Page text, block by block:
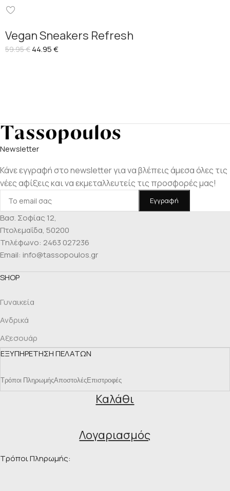
Vegan Sneakers Refresh
59.95€ 44.95€
Νewsletter
Κάνε εγγραφή στο newsletter για να βλέπεις άμεσα όλες τις
νέες αφίξεις και να εκμεταλλευτείς τις προσφορές μας!
Βασ. Σοφίας 12,
Πτολεμαΐδα, 50200
Τηλέφωνο: 2463 027236
Email: info@tassopoulos.gr
SHOP
Γυναικεία
Ανδρικά
Αξεσουάρ
ΕΞΥΠΗΡΕΤΗΣΗ ΠΕΛΑΤΩΝ
Τρόποι ΠληρωμήςΑποστολέςΕπιστροφές
Καλάθι
Λογαριασμός
Τρόποι Πληρωμής: